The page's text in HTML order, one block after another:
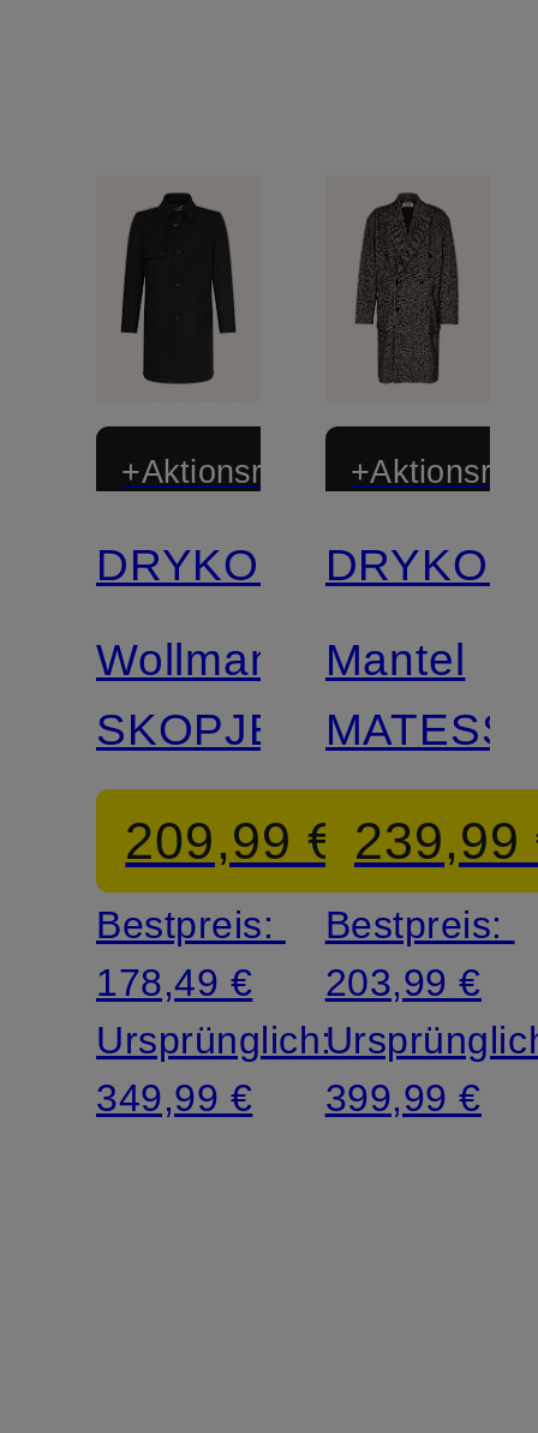
+Aktionsrabatt
DRYKORN
Wollmantel
SKOPJE_C
209,99 €
Bestpreis:
178,49 €
Ursprünglich:
349,99 €
Zertifiziert
Mantel
239,99
Bestpreis:
203,99 €
399,99 €